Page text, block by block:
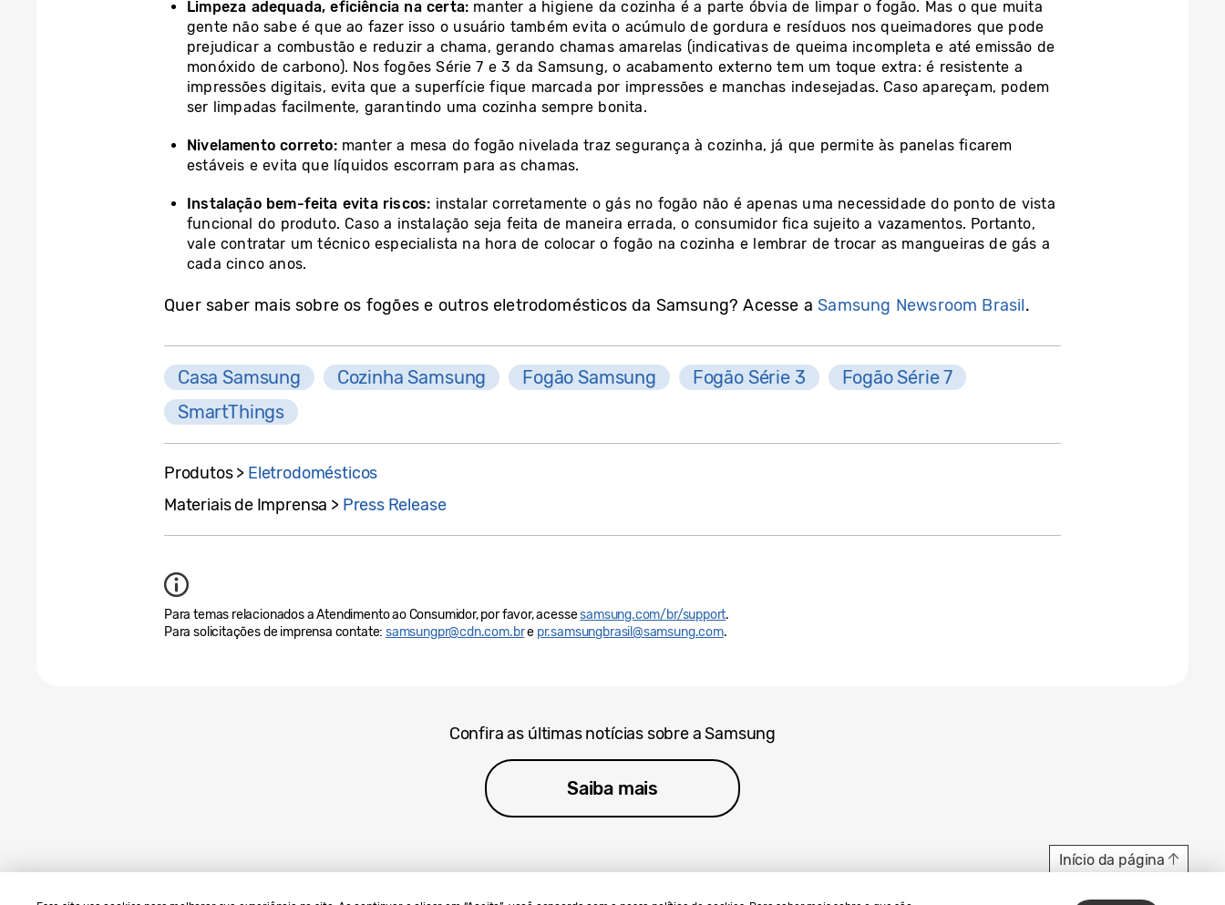
Limpeza adequada, eficiência na certa: manter a higiene da cozinha é a parte óbvia de limpar o fogão. Mas o que muita
gente não sabe é que ao fazer isso o usuário também evita o acúmulo de gordura e resíduos nos queimadores que pode
prejudicar a combustão e reduzir a chama, gerando chamas amarelas (indicativas de queima incompleta e até emissão de
monóxido de carbono). Nos fogões Série 7 e 3 da Samsung, o acabamento externo tem um toque extra: é resistente a
impressões digitais, evita que a superfície fique marcada por impressões e manchas indesejadas. Caso apareçam, podem
ser limpadas facilmente, garantindo uma cozinha sempre bonita.
Nivelamento correto: manter a mesa do fogão nivelada traz segurança à cozinha, já que permite às panelas ficarem
estáveis e evita que líquidos escorram para as chamas.
Instalação bem-feita evita riscos: instalar corretamente o gás no fogão não é apenas uma necessidade do ponto de vista
funcional do produto. Caso a instalação seja feita de maneira errada, o consumidor fica sujeito a vazamentos. Portanto,
vale contratar um técnico especialista na hora de colocar o fogão na cozinha e lembrar de trocar as mangueiras de gás a
cada cinco anos.
Quer saber mais sobre os fogões e outros eletrodomésticos da Samsung? Acesse a Samsung Newsroom Brasil.
Casa Samsung Cozinha Samsung Fogão Samsung Fogão Série 3
Fogão Série 7
SmartThings
Produtos > Eletrodomésticos
Materiais de Imprensa > Press Release
Para temas relacionados a Atendimento ao Consumidor, por favor, acessesamsung.com/br/support.
Para solicitações de imprensa contate: samsungpr@cdn.com.bre pr.samsungbrasil@samsung.com.
Confira as últimas notícias sobre a Samsung
Saiba mais
Início da página